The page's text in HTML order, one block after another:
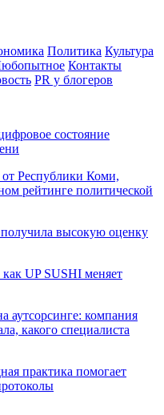
Политика Культура
Контакты
PR у блогеров
состояние
Республики Коми,
рейтинге политической
высокую оценку
UP SUSHI меняет
аутсорсинге: компания
какого специалиста
практика помогает